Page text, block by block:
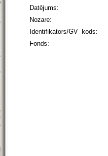
Datējums:
Nozare:
Identifikators/GV kods:
Fonds: